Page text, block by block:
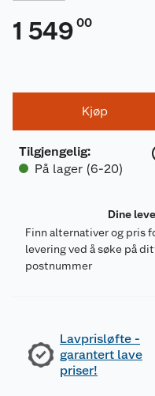
1 549 00
Kjøp
Tilgjengelig:
På lager (6-20)
Dine
Finn alternativer og pris
levering ved å søke på
postnummer
Lavprisløfte -
garantert lave
priser!